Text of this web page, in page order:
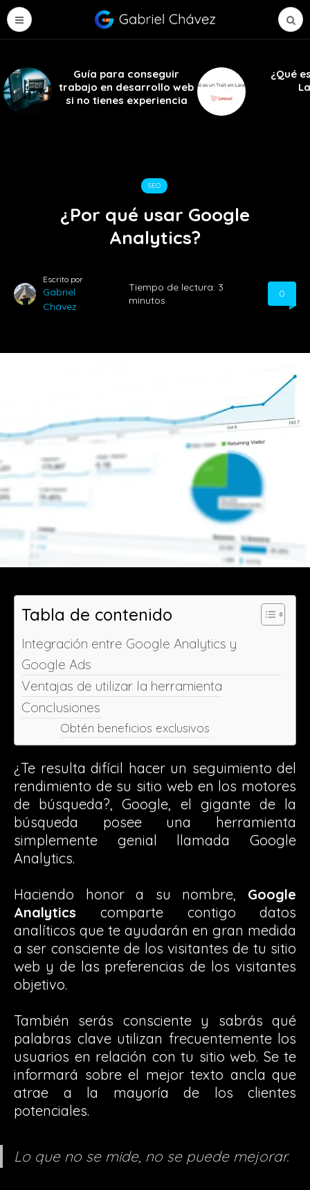
Guía para conseguir
trabajo en desarrollo web
si no tienes experiencia
¿Qué
SEO
¿Por qué usar Google
Analytics?
Escrito por
Gabriel
Chávez
Tiempo de lectura: 3
minutos
0
Tabla de contenido
Integración entre Google Analytics y
Google Ads
Ventajas de utilizar la herramienta
Conclusiones
Obtén beneficios exclusivos
¿Te resulta difícil hacer un seguimiento del
rendimiento de su sitio web en los motores
de búsqueda?, Google, el gigante de la
búsqueda posee una herramienta
simplemente genial llamada Google
Analytics.
Haciendo honor a su nombre, Google
Analyticscomparte contigo datos
analíticos que te ayudarán en gran medida
a ser consciente de los visitantes de tu sitio
web y de las preferencias de los visitantes
objetivo.
También serás consciente y sabrás qué
palabras clave utilizan frecuentemente los
usuarios en relación con tu sitio web. Se te
informará sobre el mejor texto ancla que
atrae a la mayoría de los clientes
potenciales.
Lo que no se mide, no se puede mejorar.